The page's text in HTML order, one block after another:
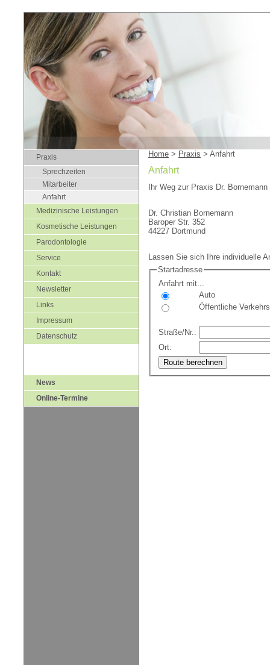
Praxis
Sprechzeiten
Mitarbeiter
Anfahrt
Medizinische Leistungen
Kosmetische Leistungen
Parodontologie
Service
Kontakt
Newsletter
Links
Impressum
Datenschutz
News
Online-Termine
Home > Praxis > Anfahrt
Anfahrt
Ihr Weg zur Praxis Dr.
Dr. Christian Bornemann
Baroper Str. 352
44227 Dortmund
Lassen Sie sich Ihre individuelle
Startadresse
Anfahrt mit...
Auto
Öffentliche
Straße/Nr.:
Ort: